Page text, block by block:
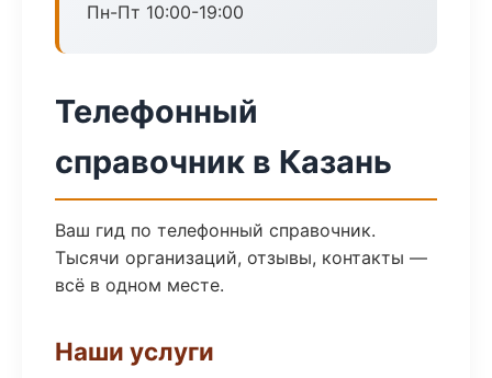
Пн-Пт 10:00-19:00
Телефонный
справочник в Казань
Ваш гид по телефонный справочник.
Тысячи организаций, отзывы, контакты —
всё в одном месте.
Наши услуги